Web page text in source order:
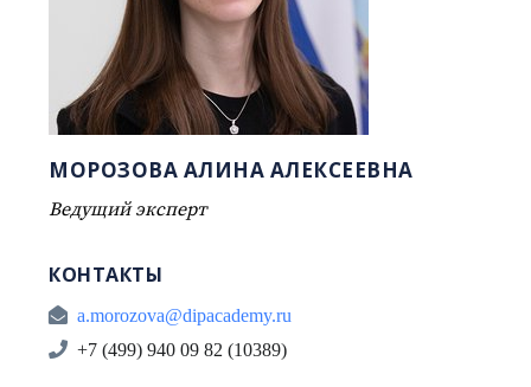
МОРОЗОВА АЛИНА АЛЕКСЕЕВНА
Ведущий эксперт
КОНТАКТЫ
a.morozova@dipacademy.ru
+7 (499) 940 09 82 (10389)